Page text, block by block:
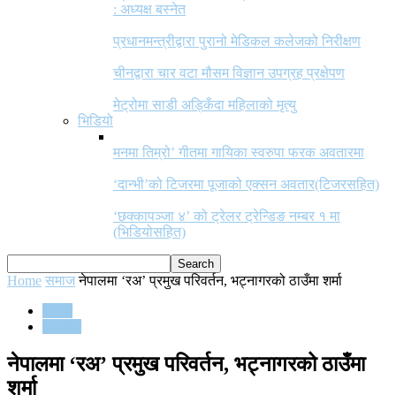
: अध्यक्ष बस्नेत
प्रधानमन्त्रीद्वारा पुरानो मेडिकल कलेजको निरीक्षण
चीनद्वारा चार वटा मौसम विज्ञान उपग्रह प्रक्षेपण
मेट्रोमा साडी अड्किँदा महिलाको मृत्यु
भिडियो
मनमा तिम्रो’ गीतमा गायिका स्वरुपा फरक अवतारमा
‘दान्भी’को टिजरमा पूजाको एक्सन अवतार(टिजरसहित)
‘छक्कापञ्जा ४’ को ट्रेलर ट्रेन्डिङ नम्बर १ मा
(भिडियोसहित)
Home समाज नेपालमा ‘रअ’ प्रमुख परिवर्तन, भट्नागरको ठाउँमा शर्मा
नेपालमा ‘रअ’ प्रमुख परिवर्तन, भट्नागरको ठाउँमा
शर्मा